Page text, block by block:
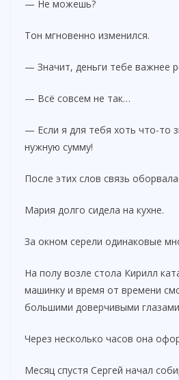
— Не можешь?
Тон мгновенно изменился.
— Значит, деньги тебе важнее
— Всё совсем не так…
— Если я для тебя хоть что-то
нужную сумму!
После этих слов связь
Мария долго сидела на кухне.
За окном серели одинаковые
На полу возле стола Кирилл
машинку и время от времени
большими доверчивыми
Через несколько часов она
Месяц спустя Сергей начал